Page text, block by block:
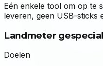
Eén enkele tool om op te
leveren, geen USB-sticks
Landmeter
Doelen